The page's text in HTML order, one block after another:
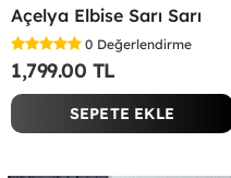
Açelya Elbise Sarı Sarı
0 Değerlendirme
1,799.00 TL
SEPETE EKLE